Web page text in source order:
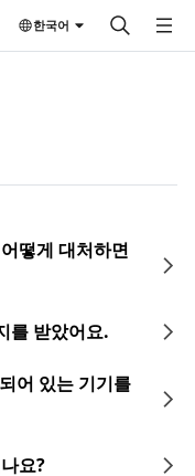
한국어
떻게 대처하면
를 받았어요.
어 있는 기기를
요?